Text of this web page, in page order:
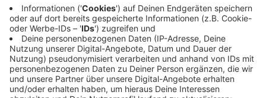
Linie 623: Die Fahrplanlage der Linie 623 wird in
beiden Richtungen um zehn Minuten
verschoben.